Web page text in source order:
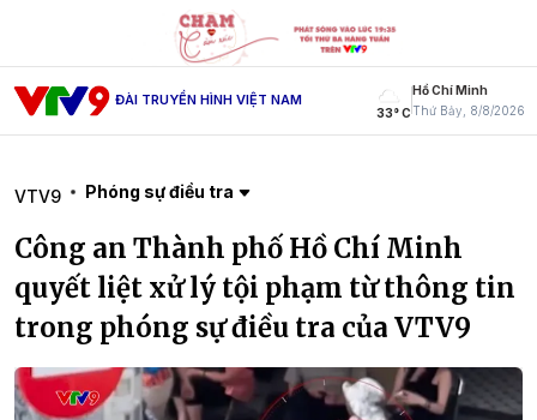
ĐÀI TRUYỀN HÌNH VIỆT NAM
33° C
Hồ Chí Minh
Thứ Bảy, 8/8/2026
VTV9 Phóng sự điều tra
Công an Thành phố Hồ Chí Minh
quyết liệt xử lý tội phạm từ thông tin
trong phóng sự điều tra của VTV9